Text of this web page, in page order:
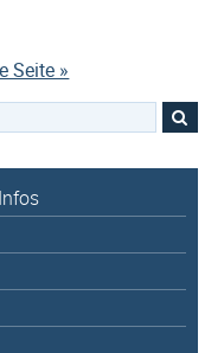
Seite »